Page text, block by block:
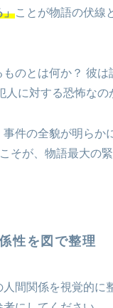
」ことが物語の伏線
のとは何か？ 彼は
人に対する恐怖なの
事件の全貌が明ら
そが、物語最大の
性を図で整理
間関係を視覚的に